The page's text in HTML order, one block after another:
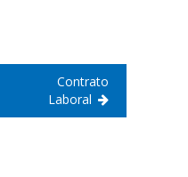
Contrato
Laboral